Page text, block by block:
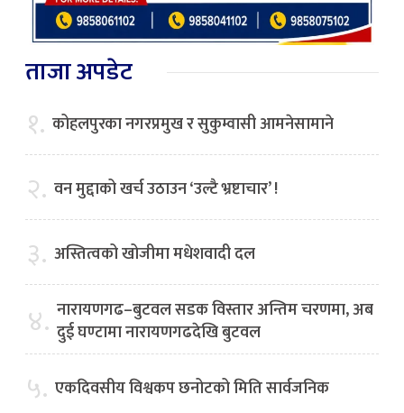
ताजा अपडेट
१. कोहलपुरका नगरप्रमुख र सुकुम्वासी आमनेसामाने
२. वन मुद्दाको खर्च उठाउन ‘उल्टै भ्रष्टाचार’ !
३. अस्तित्वको खोजीमा मधेशवादी दल
४. नारायणगढ–बुटवल सडक विस्तार अन्तिम चरणमा, अब
दुई घण्टामा नारायणगढदेखि बुटवल
५. एकदिवसीय विश्वकप छनोटको मिति सार्वजनिक